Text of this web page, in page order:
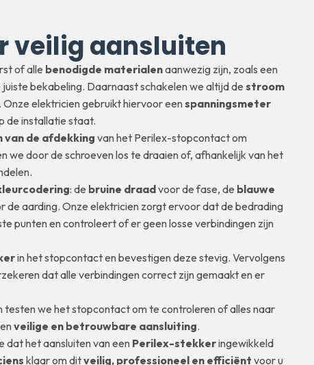
veilig aansluiten
of alle benodigde materialenaanwezig zijn, zoals een
juiste bekabeling. Daarnaast schakelen we altijd de stroom
elektricien gebruikt hiervoor eenspanningsmeter
de installatie staat.
de afdekking van het Perilex-stopcontact om
door de schroeven los te draaien of, afhankelijk van het
: de bruine draadvoor de fase, de blauwe
de aarding. Onze elektricien zorgt ervoor dat de bedrading
punten en controleert of er geen losse verbindingen zijn
in het stopcontact en bevestigen deze stevig. Vervolgens
dat alle verbindingen correct zijn gemaakt en er
testen we het stopcontact om te controleren of alles naar
veilige en betrouwbare aansluiting.
dat het aansluiten van eenPerilex-stekkeringewikkeld
klaar om ditveilig, professioneel en efficiënt voor u